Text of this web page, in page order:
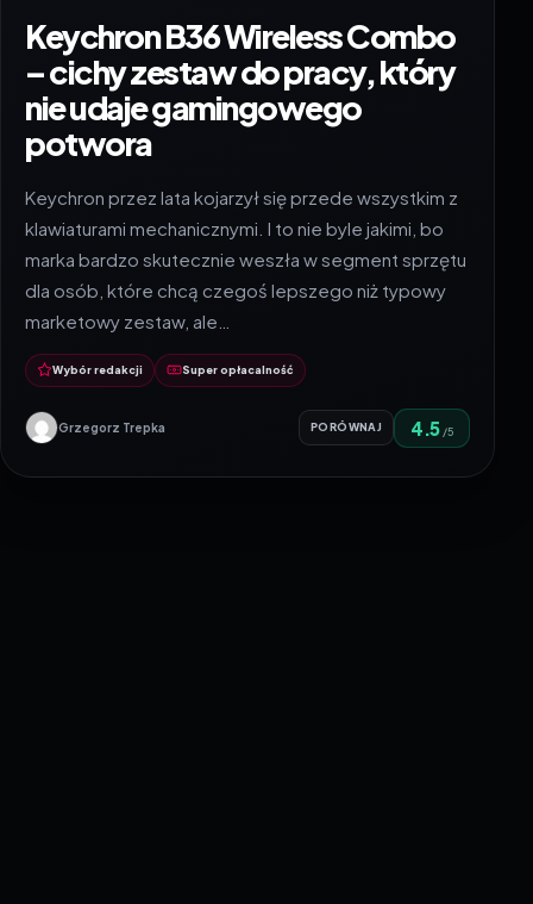
Keychron B36 Wireless Combo
– cichy zestaw do pracy, który
nie udaje gamingowego
potwora
Keychron przez lata kojarzył się przede wszystkim z
klawiaturami mechanicznymi. I to nie byle jakimi, bo
marka bardzo skutecznie weszła w segment sprzętu
dla osób, które chcą czegoś lepszego niż typowy
marketowy zestaw, ale…
Wybór redakcji Super opłacalność
Grzegorz Trepka PORÓWNAJ 4.5 /5